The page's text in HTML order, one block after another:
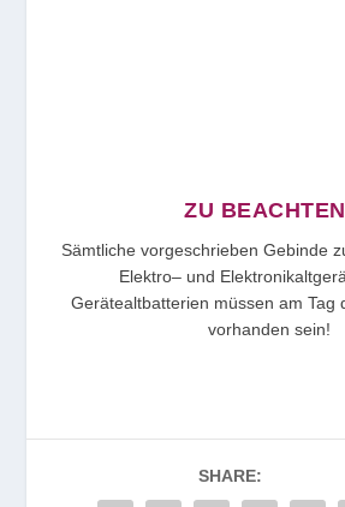
ZU
Sämtliche vorgeschrieben Gebinde
Elektro– und
Gerätealtbatterien müssen am Tag
vorhanden sein!
SHARE: